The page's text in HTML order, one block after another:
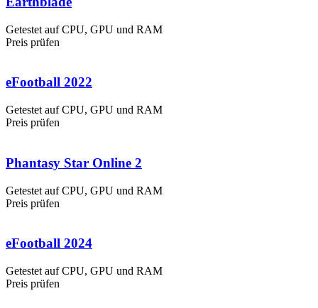
Getestet auf CPU, GPU und RAM
Preis prüfen
eFootball 2022
Getestet auf CPU, GPU und RAM
Preis prüfen
Phantasy Star Online 2
Getestet auf CPU, GPU und RAM
Preis prüfen
eFootball 2024
Getestet auf CPU, GPU und RAM
Preis prüfen